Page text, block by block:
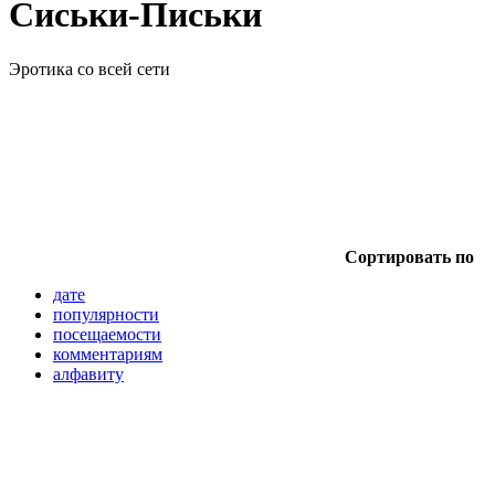
Сиськи-Письки
Эротика со всей сети
Сортировать по
дате
популярности
посещаемости
комментариям
алфавиту